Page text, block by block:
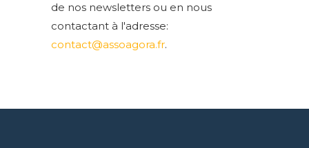
de nos newsletters ou en nous
contactant à l'adresse:
contact@assoagora.fr.